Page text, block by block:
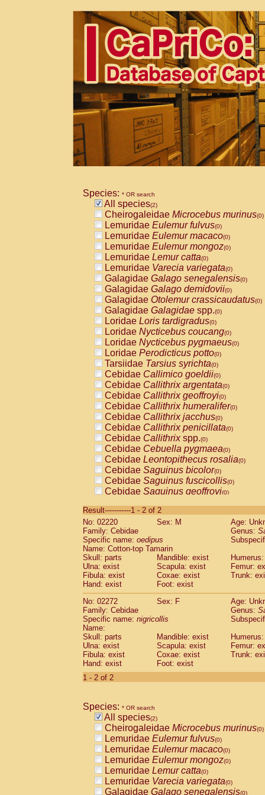
Species: * OR search
All species(2)
Cheirogaleidae Microcebus murinus(0)
Lemuridae Eulemur fulvus(0)
Lemuridae Eulemur macaco(0)
Lemuridae Eulemur mongoz(0)
Lemuridae Lemur catta(0)
Lemuridae Varecia variegata(0)
Galagidae Galago senegalensis(0)
Galagidae Galago demidovii(0)
Galagidae Otolemur crassicaudatus(0)
Galagidae Galagidae spp.(0)
Loridae Loris tardigradus(0)
Loridae Nycticebus coucang(0)
Loridae Nycticebus pygmaeus(0)
Loridae Perodicticus potto(0)
Tarsiidae Tarsius syrichta(0)
Cebidae Callimico goeldii(0)
Cebidae Callithrix argentata(0)
Cebidae Callithrix geoffroyi(0)
Cebidae Callithrix humeralifer(0)
Cebidae Callithrix jacchus(0)
Cebidae Callithrix penicillata(0)
Cebidae Callithrixspp.(0)
Cebidae Cebuella pygmaea(0)
Cebidae Leontopithecus rosalia(0)
Cebidae Saguinus bicolor(0)
Cebidae Saguinus fuscicollis(0)
Cebidae Saguinus geoffroyi(0)
CebidaeSaguinus labiatus(0)
Cebidae Saguinus leucopus (0)
Cebidae
CebidaeSaguinus mystax
Cebidae Saguinus nigricollis (1)
Cebidae Saguinus oedipus
Cebidae Saguinus weddelli
Cebidae Saguinusspp.
Cebidae Aotus trivirgatus
Cebidae
CebidaeCebus apella
Cebidae
Cebidae Cebus nigrivittatus
Cebidae Cebusspp.(0)
Cebidae Saimiri boliviensis
CebidaeSaimiri sciureus(0)
AtelidaeAlouatta caraya(0)
Atelidae Alouatta seniculus
AtelidaeAlouatta
AtelidaeAteles belzebuth(0)
AtelidaeAteles geoffroyi(0)
AtelidaeAteles paniscus(0)
AtelidaeAtelesspp. (0)
AtelidaeLagothrix lagothricha
AtelidaeLagothrix lagothricha cana
PitheciidaeCacajao calvus
Result-----------1 - 2 of 2
No: 02220
Sex: M
Age:
Family: Cebidae
Genus:
Specific name: oedipus
Name: Cotton-top Tamarin
Skull: parts
Mandible: exist
Ulna: exist
Scapula: exist
Femur:
Fibula: exist
Coxae: exist
Trunk:
Hand: exist
Foot: exist
No: 02272
Sex: F
Age:
Family: Cebidae
Genus:
Specific name: nigricollis
Name:
Skull: parts
Mandible: exist
Ulna: exist
Scapula: exist
Femur:
Fibula: exist
Coxae: exist
Trunk:
Hand: exist
Foot: exist
1 - 2 of 2
Species: * OR search
All species(2)
Cheirogaleidae Microcebus murinus(0)
Lemuridae Eulemur fulvus(0)
Lemuridae Eulemur macaco(0)
Lemuridae Eulemur mongoz(0)
Lemuridae Lemur catta(0)
Lemuridae Varecia variegata(0)
Galagidae Galago senegalensis(0)